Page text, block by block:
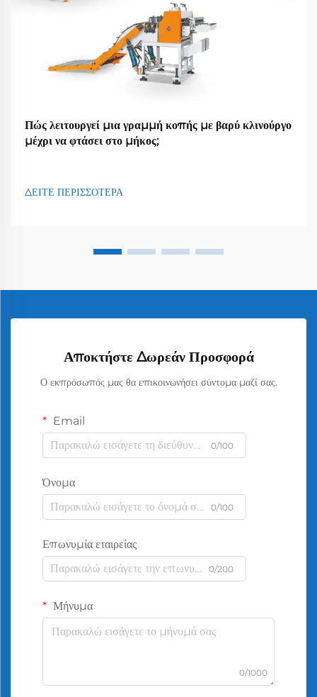
Πώς λειτουργεί μια γραμμή κοπής με βαρύ κλινούργο
μέχρι να φτάσει στο μήκος;
ΔΕΙΤΕ ΠΕΡΙΣΣΟΤΕΡΑ
Αποκτήστε Δωρεάν Προσφορά
Ο εκπρόσωπός μας θα επικοινωνήσει σύντομα μαζί σας.
Email
0/100
Όνομα
0/100
Επωνυμία εταιρείας
0/200
Μήνυμα
0/1000